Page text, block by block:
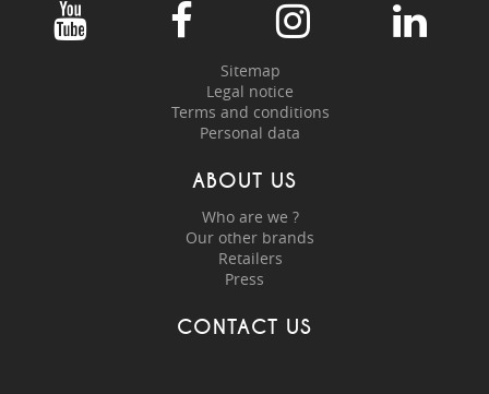
Sitemap
Legal notice
Terms and conditions
Personal data
ABOUT US
Who are we ?
Our other brands
Retailers
Press
CONTACT US